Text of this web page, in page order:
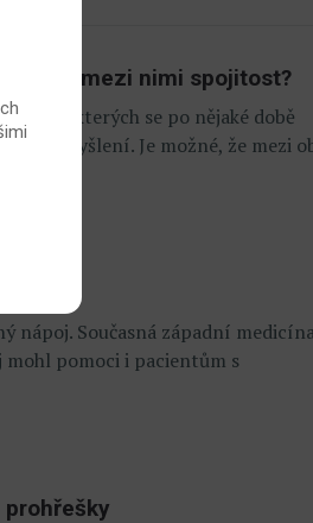
Je mezi nimi spojitost?
u kterých se po nějaké době
k zamyšlení. Je možné, že mezi
nápoj. Současná západní
mohl pomoci i pacientům s